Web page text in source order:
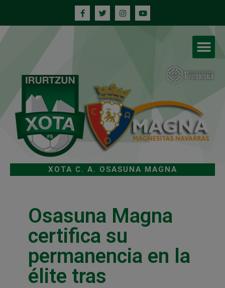
XOTA C. A. OSASUNA MAGNA
Osasuna Magna
certifica su
permanencia en la
élite tras